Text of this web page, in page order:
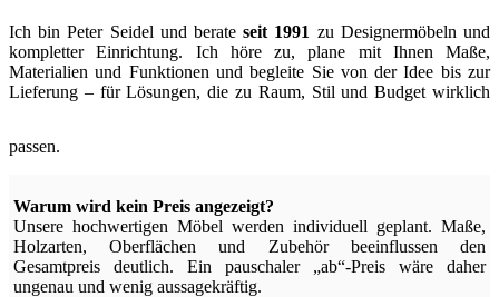
Ich bin Peter Seidel und berateseit 1991 zu Designermöbeln und
kompletter Einrichtung. Ich höre zu, plane mit Ihnen Maße,
Materialien und Funktionen und begleite Sie von der Idee bis zur
Lieferung – für Lösungen, die zu Raum, Stil und Budget wirklich
passen.
Warum wird kein Preis angezeigt?
Unsere hochwertigen Möbel werden individuell geplant. Maße,
Holzarten, Oberflächen und Zubehör beeinflussen den
Gesamtpreis deutlich. Ein pauschaler „ab“-Preis wäre daher
ungenau und wenig aussagekräftig.